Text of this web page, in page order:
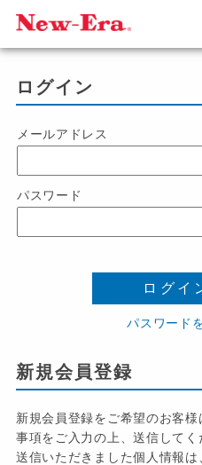
ログイン
メールアドレス
パスワード
ログイ
パスワード
新規会員登録
新規会員登録をご希望のお客
事項をご入力の上、送信してく
送信いただきました個人情報